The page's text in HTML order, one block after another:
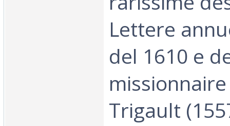
Lettere
del 1610 e
Trigault